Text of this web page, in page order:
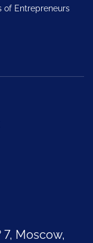
of Entrepreneurs
Moscow,